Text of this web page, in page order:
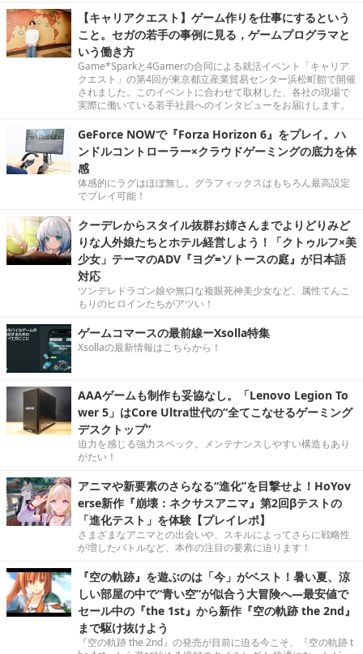
【キャリアクエスト】ゲーム作りを仕事にするという
こと。セガの若手の事例に見る，ゲームプログラマと
いう働き方
Game*Sparkと4Gamerの合同による就活イベント「キャリア
クエスト」の第4回が東京都立産業貿易センター浜松町館で開催
されました。このイベントに合わせて取材した、各社の現場で
実際に働いている若手社員へのインタビューをお届けします。
GeForce NOWで『Forza Horizon 6』をプレイ。ハ
ンドルコントローラー×クラウドゲーミングの底力を体
感
体感的にラグはほぼ無し。グラフィックスはもちろん最高設定
でプレイ可能！
クーデレからスタイル抜群お姉さんまでよりどりみど
りな人外娘たちとホテル経営しよう！「クトゥルフ×美
少女」テーマのADV『ヨグ=ソトースの庭』が日本語
対応
ツンデレドラゴン娘や無口な複眼死神美少女など、属性てんこ
もりのヒロインたちがアツい！
ゲームコマースの最前線ーXsolla特集
Xsollaの最新情報はこちらから！
AAAゲームも制作も妥協なし。「Lenovo Legion To
wer 5」はCore Ultra世代の“全てこなせるゲーミング
デスクトップ”
迫力を感じる強力スペック。メンテナンスしやすい構造もあり
がたい！
アニマや新要素のさらなる“進化”を目撃せよ！HoYov
erse新作『崩壊：ネクサスアニマ』第2回βテストの
「進化テスト」を体験【プレイレポ】
さまざまなアニマとの出会いや、スキルによってさらに戦略性
が増したバトルなど、本作の注目の要素に迫ります！
『空の軌跡』を遊ぶのは「今」がベスト！暑い夏、涼
しい部屋の中で“青い空”が似合う大冒険へ―最安値で
セール中の『the 1st』から新作『空の軌跡 the 2nd』
まで駆け抜けよう
『空の軌跡 the 2nd』の発売が目前に迫る今こそ、『空の軌跡 t